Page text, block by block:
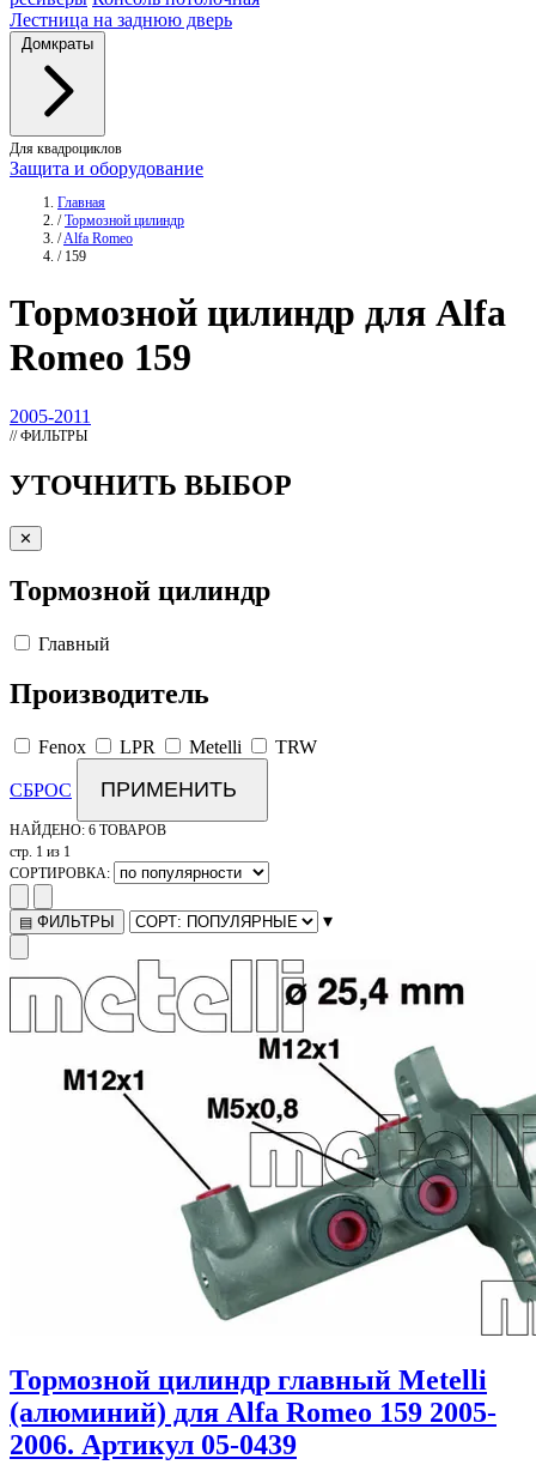
Лестница на заднюю дверь
Домкраты
Для квадроциклов
Защита и оборудование
Главная
/ Тормозной цилиндр
/Alfa Romeo
/ 159
Тормозной цилиндр для Alfa
Romeo 159
2005-2011
// ФИЛЬТРЫ
УТОЧНИТЬ ВЫБОР
✕
Тормозной цилиндр
Главный
Производитель
Fenox LPR Metelli TRW
СБРОС ПРИМЕНИТЬ
НАЙДЕНО: 6 ТОВАРОВ
стр. 1 из 1
СОРТИРОВКА:
▤ ФИЛЬТРЫ ▾
Тормозной цилиндр главный Metelli
(алюминий) для Alfa Romeo 159 2005-
2006. Артикул 05-0439